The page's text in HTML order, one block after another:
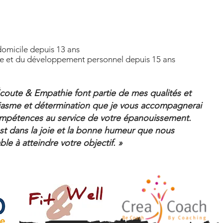
depuis 13 ans
et du développement personnel depuis 15 ans
& Empathie font partie de mes qualités et
et détermination que je vous accompagnerai
au service de votre épanouissement.
dans la joie et la bonne humeur que nous
à atteindre votre objectif. »